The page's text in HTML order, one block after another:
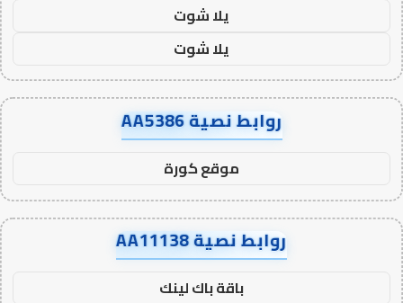
يلا شوت
يلا شوت
روابط نصية AA5386
موقع كورة
روابط نصية AA11138
باقة باك لينك